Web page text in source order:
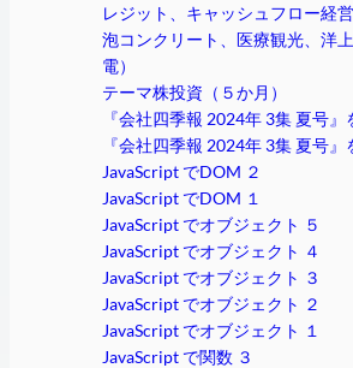
レジット、キャッシュフロー経
泡コンクリート、医療観光、洋
電）
テーマ株投資（５か月）
『会社四季報 2024年 3集 夏号』
『会社四季報 2024年 3集 夏号』
JavaScript でDOM ２
JavaScript でDOM １
JavaScript でオブジェクト ５
JavaScript でオブジェクト ４
JavaScript でオブジェクト ３
JavaScript でオブジェクト ２
JavaScript でオブジェクト １
JavaScript で関数 ３